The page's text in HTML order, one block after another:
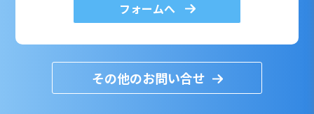
フォームへ
その他のお問い合せ